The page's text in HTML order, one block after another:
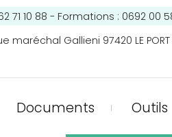
71 10 88 - Formations : 0692 00
maréchal Gallieni 97420 LE
Documents Outils